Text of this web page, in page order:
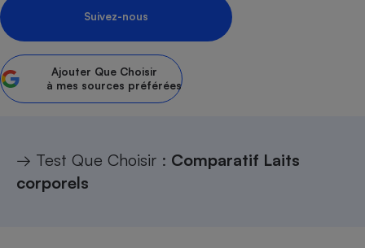
Suivez-nous
Ajouter Que Choisir
à mes sources préférées
→ Test Que Choisir : Comparatif Laits
corporels
Petit électroménager -
Matelas